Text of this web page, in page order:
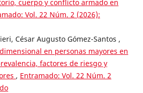
cuerpo y conflicto armado en
Vol. 22 Núm. 2 (2026):
César Augusto Gómez-Santos ,
en personas mayores en
factores de riesgo y
, Entramado: Vol. 22 Núm. 2